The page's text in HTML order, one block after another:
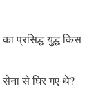
प्रसिद्ध युद्ध किस
सेना से घिर गए थे?